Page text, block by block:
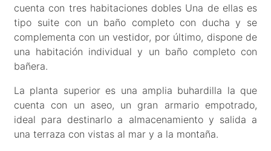
cuenta con tres habitaciones dobles Una de ellas es
tipo suite con un baño completo con ducha y se
complementa con un vestidor, por último, dispone de
una habitación individual y un baño completo con
bañera.
La planta superior es una amplia buhardilla la que
cuenta con un aseo, un gran armario empotrado,
ideal para destinarlo a almacenamiento y salida a
una terraza con vistas al mar y a la montaña.